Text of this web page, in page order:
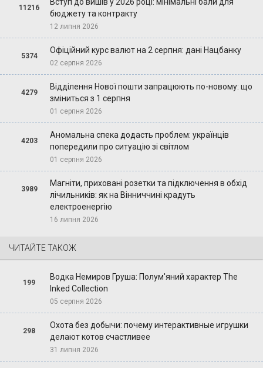
11216
бюджету та контракту
12 липня 2026
5374
Офіційний курс валют на 2 серпня: дані Нацбанку
02 серпня 2026
4279
Відділення Нової пошти запрацюють по-новому: що
зміниться з 1 серпня
01 серпня 2026
4203
Аномальна спека додасть проблем: українців
попередили про ситуацію зі світлом
01 серпня 2026
3989
Магніти, приховані розетки та підключення в обхід
лічильників: як на Вінниччині крадуть
електроенергію
16 липня 2026
ЧИТАЙТЕ ТАКОЖ
199
Водка Немиров Груша: Полум'яний характер The
Inked Collection
05 серпня 2026
298
Охота без добычи: почему интерактивные игрушки
делают котов счастливее
31 липня 2026